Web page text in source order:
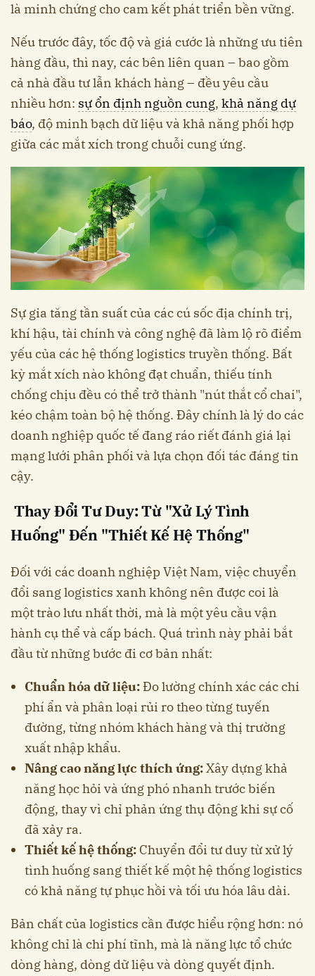
là minh chứng cho cam kết phát triển bền vững.
Nếu trước đây, tốc độ và giá cước là những ưu tiên
hàng đầu, thì nay, các bên liên quan – bao gồm
cả nhà đầu tư lẫn khách hàng – đều yêu cầu
nhiều hơn: sự ổn định nguồn cung, khả năng dự
báo, độ minh bạch dữ liệu và khả năng phối hợp
giữa các mắt xích trong chuỗi cung ứng.
Sự gia tăng tần suất của các cú sốc địa chính trị,
khí hậu, tài chính và công nghệ đã làm lộ rõ điểm
yếu của các hệ thống logistics truyền thống. Bất
kỳ mắt xích nào không đạt chuẩn, thiếu tính
chống chịu đều có thể trở thành "nút thắt cổ chai",
kéo chậm toàn bộ hệ thống. Đây chính là lý do các
doanh nghiệp quốc tế đang ráo riết đánh giá lại
mạng lưới phân phối và lựa chọn đối tác đáng tin
cậy.
Thay Đổi Tư Duy: Từ "Xử Lý Tình
Huống" Đến "Thiết Kế Hệ Thống"
Đối với các doanh nghiệp Việt Nam, việc chuyển
đổi sang logistics xanh không nên được coi là
một trào lưu nhất thời, mà là một yêu cầu vận
hành cụ thể và cấp bách. Quá trình này phải bắt
đầu từ những bước đi cơ bản nhất:
Chuẩn hóa dữ liệu:Đo lường chính xác các chi
phí ẩn và phân loại rủi ro theo từng tuyến
đường, từng nhóm khách hàng và thị trường
xuất nhập khẩu.
Nâng cao năng lực thích ứng:Xây dựng khả
năng học hỏi và ứng phó nhanh trước biến
động, thay vì chỉ phản ứng thụ động khi sự cố
đã xảy ra.
Thiết kế hệ thống: Chuyển đổi tư duy từ xử lý
tình huống sang thiết kế một hệ thống logistics
có khả năng tự phục hồi và tối ưu hóa lâu dài.
Bản chất của logistics cần được hiểu rộng hơn: nó
không chỉ là chi phí tĩnh, mà là năng lực tổ chức
dòng hàng, dòng dữ liệu và dòng quyết định.